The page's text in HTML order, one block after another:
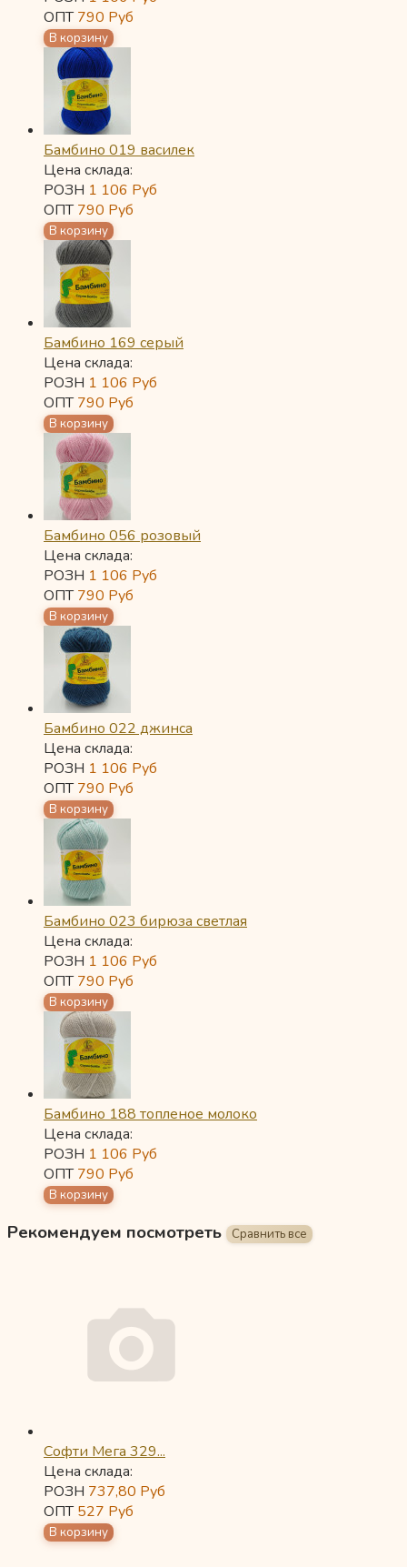
ОПТ790 Руб
Бамбино 019 василек
Цена склада:
РОЗН 1 106 Руб
ОПТ790 Руб
Бамбино 169 серый
Цена склада:
РОЗН 1 106 Руб
ОПТ790 Руб
Бамбино 056 розовый
Цена склада:
РОЗН 1 106 Руб
ОПТ790 Руб
Бамбино 022 джинса
Цена склада:
РОЗН 1 106 Руб
ОПТ790 Руб
Бамбино 023 бирюза светлая
Цена склада:
РОЗН 1 106 Руб
ОПТ790 Руб
Бамбино 188 топленое молоко
Цена склада:
РОЗН 1 106 Руб
ОПТ790 Руб
Рекомендуем посмотреть
Софти Мега 329...
Цена склада:
РОЗН 737,80 Руб
ОПТ527 Руб